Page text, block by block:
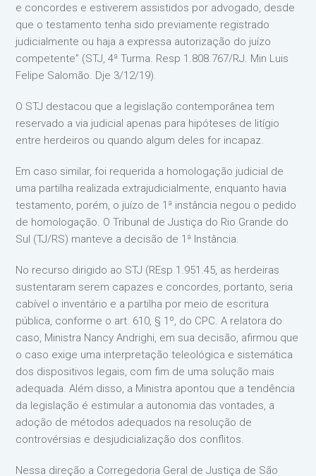
e concordes e estiverem assistidos por advogado, desde
que o testamento tenha sido previamente registrado
judicialmente ou haja a expressa autorização do juízo
competente” (STJ, 4ª Turma. Resp 1.808.767/RJ. Min Luis
Felipe Salomão. Dje 3/12/19).
O STJ destacou que a legislação contemporânea tem
reservado a via judicial apenas para hipóteses de litígio
entre herdeiros ou quando algum deles for incapaz.
Em caso similar, foi requerida a homologação judicial de
uma partilha realizada extrajudicialmente, enquanto havia
testamento, porém, o juízo de 1ª instância negou o pedido
de homologação. O Tribunal de Justiça do Rio Grande do
Sul (TJ/RS) manteve a decisão de 1ª Instância.
No recurso dirigido ao STJ (REsp 1.951.45, as herdeiras
sustentaram serem capazes e concordes, portanto, seria
cabível o inventário e a partilha por meio de escritura
pública, conforme o art. 610, § 1º, do CPC. A relatora do
caso, Ministra Nancy Andrighi, em sua decisão, afirmou que
o caso exige uma interpretação teleológica e sistemática
dos dispositivos legais, com fim de uma solução mais
adequada. Além disso, a Ministra apontou que a tendência
da legislação é estimular a autonomia das vontades, a
adoção de métodos adequados na resolução de
controvérsias e desjudicialização dos conflitos.
Nessa direção a Corregedoria Geral de Justiça de São